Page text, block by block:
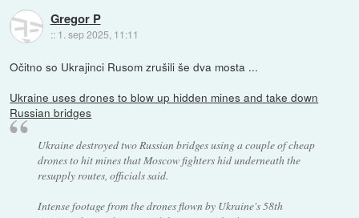
Gregor P
:: 1. sep 2025, 11:11
Očitno so Ukrajinci Rusom zrušili še dva mosta ...
Ukraine uses drones to blow up hidden mines and take down
Russian bridges
Ukraine destroyed two Russian bridges using a couple of cheap
drones to hit mines that Moscow fighters hid underneath the
resupply routes, officials said.
Intense footage from the drones flown by Ukraine's 58th